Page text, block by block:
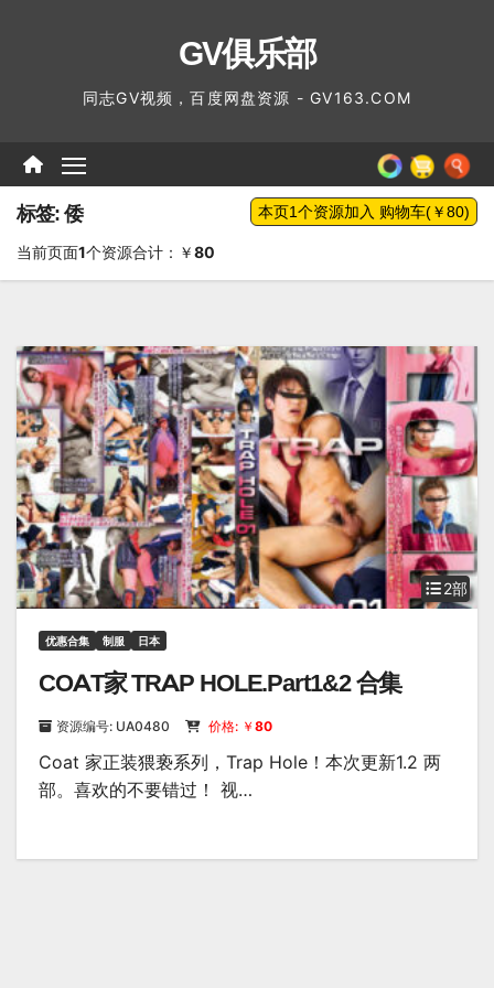
GV俱乐部
同志GV视频，百度网盘资源 - GV163.COM
标签: 倭
当前页面1个资源合计：￥80
2部
优惠合集 制服 日本
COAT家 TRAP HOLE.Part1&2 合集
资源编号: UA0480 价格: ￥ 80
Coat 家正装猥亵系列，Trap Hole！本次更新1.2 两
部。喜欢的不要错过！ 视…